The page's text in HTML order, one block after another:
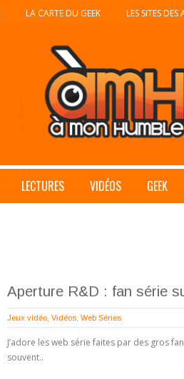
LA CARTE DU GEEK LES SITES DES
LECTURES VIDÉOS GEEK
Aperture R&D : fan série
Jeux vidéo Vidéos Web Séries
J’adore les web série faites par des gros
souvent..